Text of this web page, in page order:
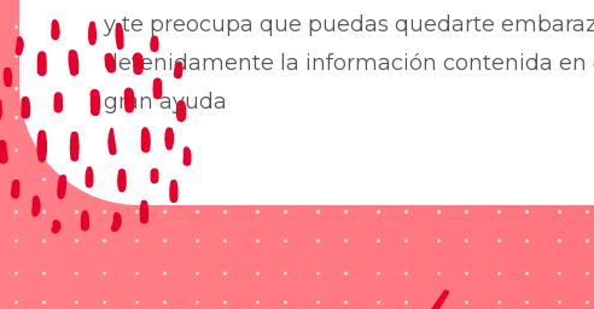
y te preocupa que puedas quedarte
detenidamente la información contenida en
gran ayuda